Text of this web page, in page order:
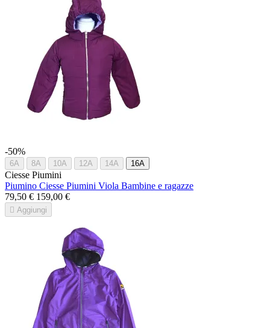
-50%
6A 8A 10A 12A 14A 16A
Ciesse Piumini
Piumino Ciesse Piumini Viola Bambine e ragazze
79,50 € 159,00 €
 Aggiungi